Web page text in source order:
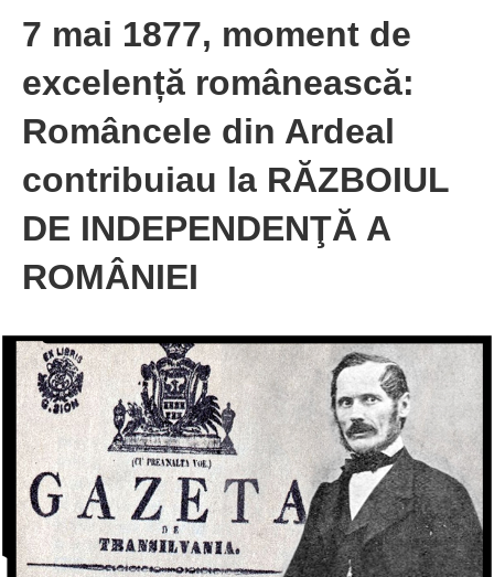
7 mai 1877, moment de
excelență românească:
Româncele din Ardeal
contribuiau la RĂZBOIUL
DE INDEPENDENŢĂ A
ROMÂNIEI